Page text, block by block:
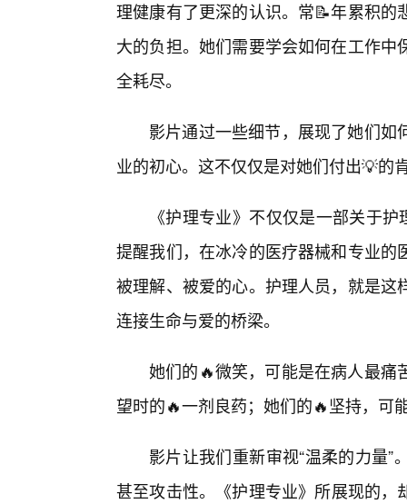
理健康有了更深的认识。常📝年累积
大的负担。她们需要学会如何在工作
全耗尽。
影片通过一些细节，展现了她们
业的初心。这不仅仅是对她们付出💡的
《护理专业》不仅仅是一部关于
提醒我们，在冰冷的医疗器械和专业
被理解、被爱的心。护理人员，就是
连接生命与爱的桥梁。
她们的🔥微笑，可能是在病人最痛
望时的🔥一剂良药；她们的🔥坚持，可
影片让我们重新审视“温柔的力量
甚至攻击性。《护理专业》所展现的